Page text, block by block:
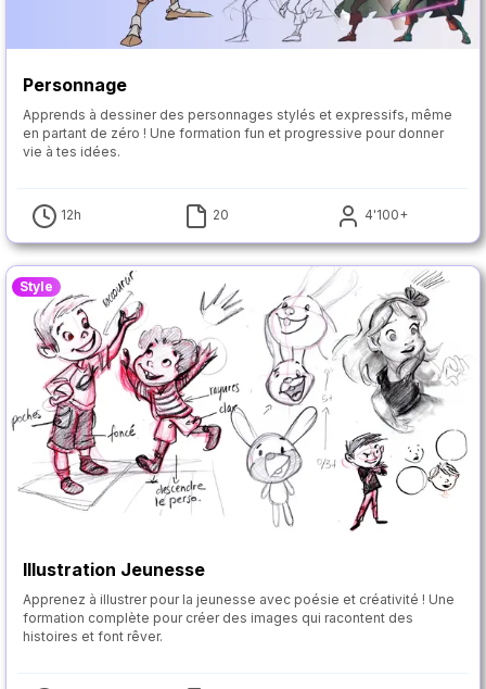
Personnage
Apprends à dessiner des personnages stylés et expressifs, même
en partant de zéro ! Une formation fun et progressive pour donner
vie à tes idées.
12h 20 4'100+
Style
Illustration Jeunesse
Apprenez à illustrer pour la jeunesse avec poésie et créativité ! Une
formation complète pour créer des images qui racontent des
histoires et font rêver.